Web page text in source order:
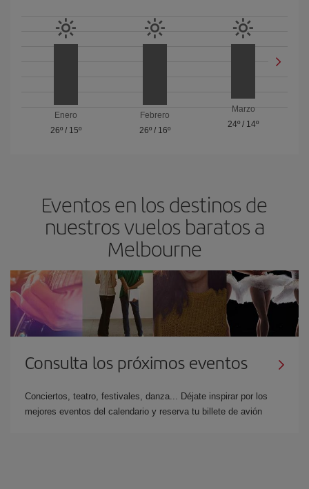
Enero
26º/ 15º
Febrero
26º/ 16º
Marzo
24º / 14º
Eventos en los destinos de
nuestros vuelos baratos a
Melbourne
Consulta los próximos eventos
Conciertos, teatro, festivales, danza... Déjate inspirar por los
mejores eventos del calendario y reserva tu billete de avión